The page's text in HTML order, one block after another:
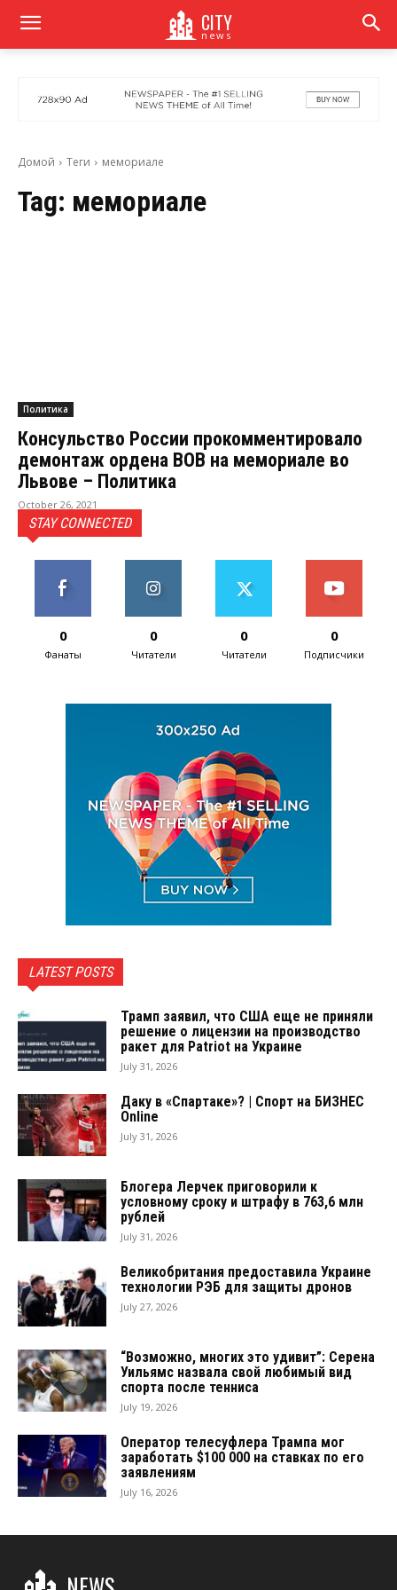
CITY
news
Домой Теги мемориале
Tag: мемориале
Политика
Консульство России прокомментировало
демонтаж ордена ВОВ на мемориале во
Львове – Политика
October 26, 2021
STAY CONNECTED
0
Фанаты
0
Читатели
0
Читатели
0
Подписчики
LATEST POSTS
Трамп заявил, что США еще не приняли
решение о лицензии на производство
ракет для Patriot на Украине
July 31, 2026
Даку в «Спартаке»? | Спорт на БИЗНЕС
Online
July 31, 2026
Блогера Лерчек приговорили к
условному сроку и штрафу в 763,6 млн
рублей
July 31, 2026
Великобритания предоставила Украине
технологии РЭБ для защиты дронов
July 27, 2026
“Возможно, многих это удивит”: Серена
Уильямс назвала свой любимый вид
спорта после тенниса
July 19, 2026
Оператор телесуфлера Трампа мог
заработать $100 000 на ставках по его
заявлениям
July 16, 2026